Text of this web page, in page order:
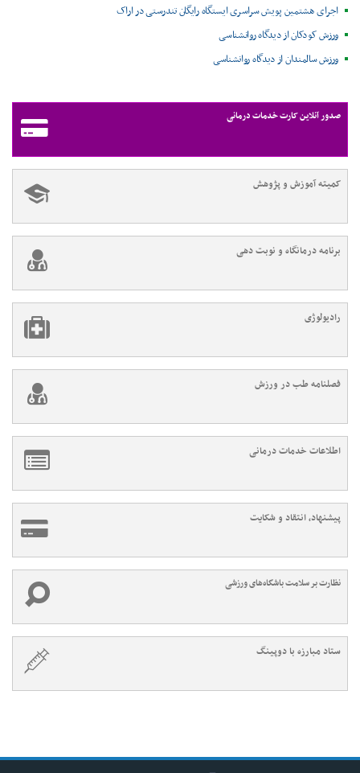
اجرای هشتمین پویش سراسری ایستگاه رایگان تندرستی در اراک
ورزش کودکان از دیدگاه روانشناسی
ورزش سالمندان از دیدگاه روانشناسی
صدور آنلاین کارت خدمات درمانی
کمیته آموزش و پژوهش
برنامه درمانگاه و نوبت دهی
رادیولوژی
فصلنامه طب در ورزش
اطلاعات خدمات درمانی
پیشنهاد، انتقاد و شکایت
نظارت بر سلامت باشگاه‌های ورزشی
ستاد مبارزه با دوپینگ